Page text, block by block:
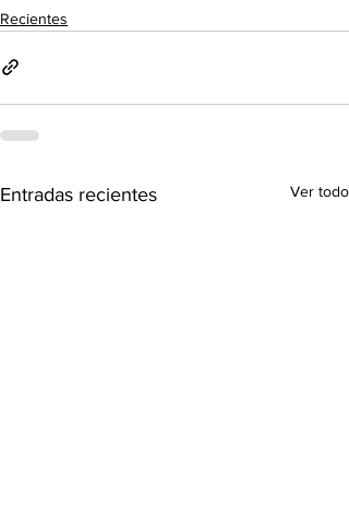
Recientes
Entradas recientes Ver todo